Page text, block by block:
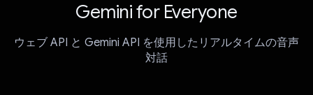
Gemini for Everyone
ウェブ API と Gemini API を使用したリアルタイムの音声
対話